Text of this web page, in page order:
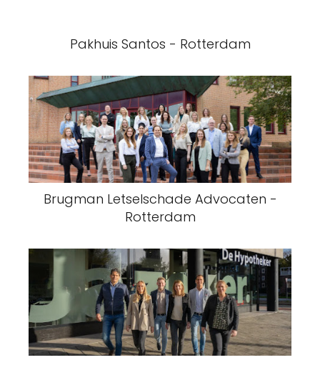
Pakhuis Santos - Rotterdam
Brugman Letselschade Advocaten -
Rotterdam